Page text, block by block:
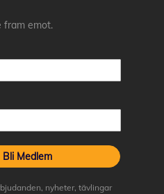
fram emot.
Bli Medlem
nyheter, tävlingar